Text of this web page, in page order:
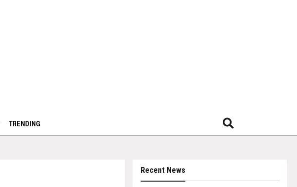
TRENDING
Recent News